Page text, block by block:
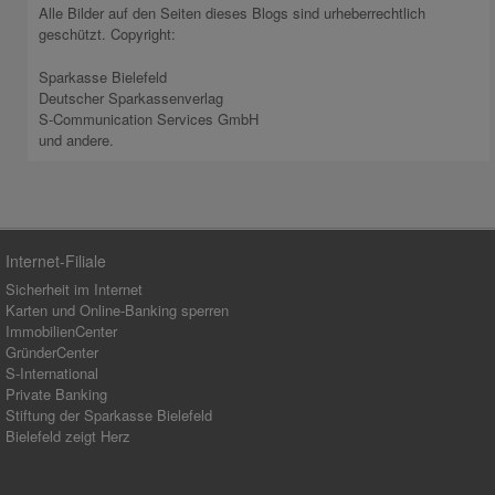
Alle Bilder auf den Seiten dieses Blogs sind urheberrechtlich
geschützt. Copyright:
Sparkasse Bielefeld
Deutscher Sparkassenverlag
S-Communication Services GmbH
und andere.
Internet-Filiale
Sicherheit im Internet
Karten und Online-Banking sperren
ImmobilienCenter
GründerCenter
S-International
Private Banking
Stiftung der Sparkasse Bielefeld
Bielefeld zeigt Herz